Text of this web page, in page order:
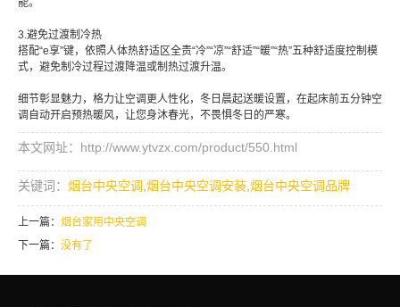
能。
3.避免过渡制冷热
搭配“e享”键，依照人体热舒适区全责“冷”“凉”“舒适”“暖”“热”五种舒适度控制模
式，避免制冷过程过渡降温或制热过渡升温。
细节彰显魅力，格力让空调更人性化，冬日晨起送暖设置，在起床前五分钟空
调自动开启预热暖风，让您身沐春光，不畏惧冬日的严寒。
本文网址：http://www.ytvzx.com/product/550.html
关键词： 烟台中央空调 烟台中央空调安装 烟台中央空调品牌
上一篇： 烟台家用中央空调
下一篇： 没有了